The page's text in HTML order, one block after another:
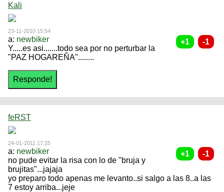
Kali
23-11-2010 15:54
a: newbiker
Y.....es asi.......todo sea por no perturbar la
"PAZ HOGAREÑA"........
feRST
24-01-2011 17:25
a: newbiker
no pude evitar la risa con lo de "bruja y
brujitas"...jajaja
yo preparo todo apenas me levanto..si salgo a las 8..a las
7 estoy arriba...jeje